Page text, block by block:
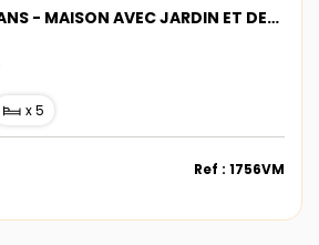
A VENDRE - SARRIANS - MAISON AVEC JARDIN ET DEPENDANCES
x 5
Ref : 1756VM